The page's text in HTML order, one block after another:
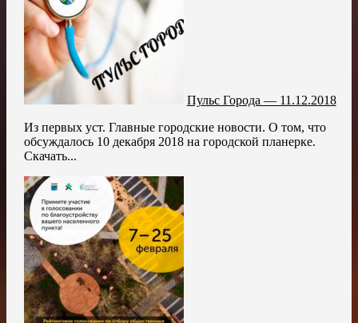
Пульс Города — 11.12.2018
Из первых уст. Главные городские новости. О том, что
обсуждалось 10 декабря 2018 на городской планерке.
Скачать...